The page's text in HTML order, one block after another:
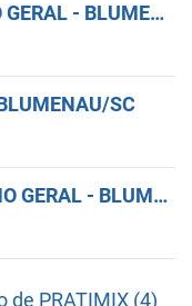
ANALISTA COMERCIAL - TURNO GERAL - BLUMENAU/SC
SC
CONSULTOR DE VENDAS - TURNO GERAL - BLUMENAU/SC
de PRATIMIX (4)